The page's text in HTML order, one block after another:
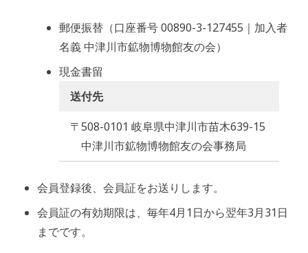
郵便振替（口座番号 00890-3-127455｜加入者
名義 中津川市鉱物博物館友の会）
現金書留
送付先
〒508-0101 岐阜県中津川市苗木639-15
中津川市鉱物博物館友の会事務局
会員登録後、会員証をお送りします。
会員証の有効期限は、毎年4月1日から翌年3月31日
までです。